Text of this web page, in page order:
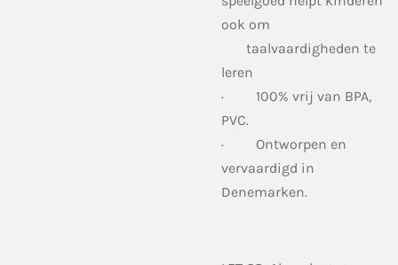
ook om
taalvaardigheden te
leren
· 100% vrij van BPA,
PVC.
· Ontworpen en
vervaardigd in
Denemarken.